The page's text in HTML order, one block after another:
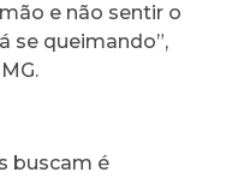
e não sentir o
se queimando”,
buscam é